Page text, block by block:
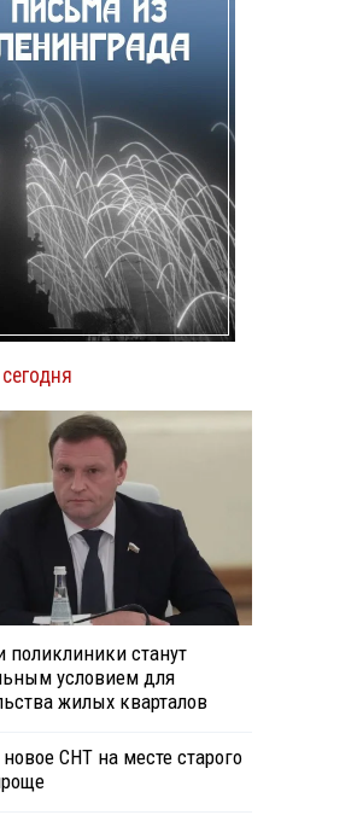
станут
условием для
жилых кварталов
СНТ на месте старого